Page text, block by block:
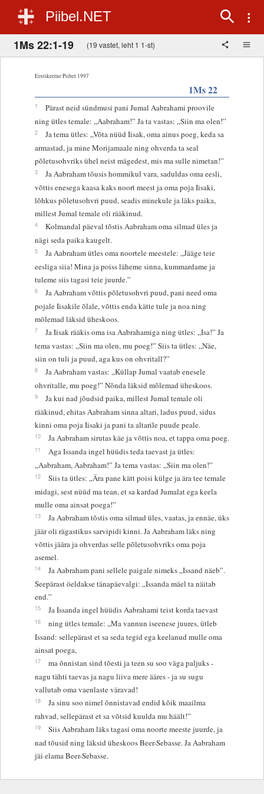
Piibel.NET
1Ms 22:1-19 (19 vastet, leht 1 1-st)
Eestikeelne Piibel 1997
1Ms 22
1
Pärast neid sündmusi pani Jumal Aabrahami proovile
ning ütles temale: „Aabraham!” Ja ta vastas: „Siin ma olen!”
2
Ja tema ütles: „Võta nüüd Iisak, oma ainus poeg, keda sa
armastad, ja mine Morijamaale ning ohverda ta seal
põletusohvriks ühel neist mägedest, mis ma sulle nimetan!”
3
Ja Aabraham tõusis hommikul vara, saduldas oma eesli,
võttis enesega kaasa kaks noort meest ja oma poja Iisaki,
lõhkus põletusohvri puud, seadis minekule ja läks paika,
millest Jumal temale oli rääkinud.
4
Kolmandal päeval tõstis Aabraham oma silmad üles ja
nägi seda paika kaugelt.
5
Ja Aabraham ütles oma noortele meestele: „Jääge teie
eesliga siia! Mina ja poiss läheme sinna, kummardame ja
tuleme siis tagasi teie juurde.”
6
Ja Aabraham võttis põletusohvri puud, pani need oma
pojale Iisakile õlale, võttis enda kätte tule ja noa ning
mõlemad läksid üheskoos.
7
Ja Iisak rääkis oma isa Aabrahamiga ning ütles: „Isa!” Ja
tema vastas: „Siin ma olen, mu poeg!” Siis ta ütles: „Näe,
siin on tuli ja puud, aga kus on ohvritall?”
8
Ja Aabraham vastas: „Küllap Jumal vaatab enesele
ohvritalle, mu poeg!” Nõnda läksid mõlemad üheskoos.
9
Ja kui nad jõudsid paika, millest Jumal temale oli
rääkinud, ehitas Aabraham sinna altari, ladus puud, sidus
kinni oma poja Iisaki ja pani ta altarile puude peale.
10 Ja Aabraham sirutas käe ja võttis noa, et tappa oma poeg.
11
Aga Issanda ingel hüüdis teda taevast ja ütles:
„Aabraham, Aabraham!” Ja tema vastas: „Siin ma olen!”
12
Siis ta ütles: „Ära pane kätt poisi külge ja ära tee temale
midagi, sest nüüd ma tean, et sa kardad Jumalat ega keela
mulle oma ainsat poega!”
13
Ja Aabraham tõstis oma silmad üles, vaatas, ja ennäe, üks
jäär oli rägastikus sarvipidi kinni. Ja Aabraham läks ning
võttis jäära ja ohverdas selle põletusohvriks oma poja
asemel.
14
Ja Aabraham pani sellele paigale nimeks „Issand näeb”.
Seepärast öeldakse tänapäevalgi: „Issanda mäel ta näitab
end.”
15 Ja Issanda ingel hüüdis Aabrahami teist korda taevast
16
ning ütles temale: „Ma vannun iseenese juures, ütleb
Issand: sellepärast et sa seda tegid ega keelanud mulle oma
ainsat poega,
17
ma õnnistan sind tõesti ja teen su soo väga paljuks -
nagu tähti taevas ja nagu liiva mere ääres - ja su sugu
vallutab oma vaenlaste väravad!
18
Ja sinu soo nimel õnnistavad endid kõik maailma
rahvad, sellepärast et sa võtsid kuulda mu häält!”
19
Siis Aabraham läks tagasi oma noorte meeste juurde, ja
nad tõusid ning läksid üheskoos Beer-Sebasse. Ja Aabraham
jäi elama Beer-Sebasse.